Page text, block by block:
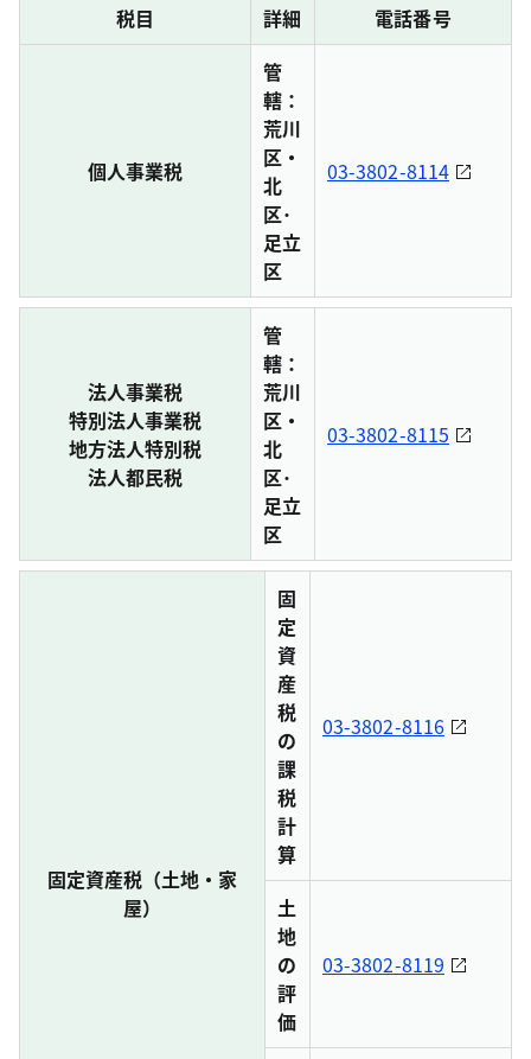
税目 詳細 電話番号
個人事業税
管
轄：
荒川
区・
北
区･
足立
区
03-3802-8114
法人事業税
特別法人事業税
地方法人特別税
法人都民税
管
轄：
荒川
区・
北
区･
足立
区
03-3802-8115
固定資産税（土地・家
屋）
固
定
資
産
税
の
課
税
計
算
03-3802-8116
土
地
の
評
価
03-3802-8119